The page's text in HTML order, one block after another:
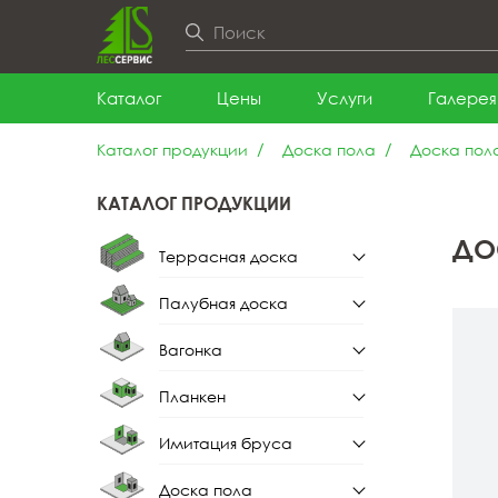
Каталог Цены Услуги Галерея
Каталог продукции Доска пола Доска
КАТАЛОГ ПРОДУКЦИИ
Террасная доска
Террасная доска из
лиственницы
Палубная доска
Палубная доска из
лиственницы
Вагонка
Вагонка штиль
лиственницы
Планкен
Планкен прямой
Имитация бруса
Доска пола